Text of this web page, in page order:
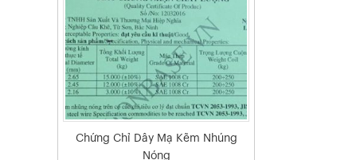
Chứng Chỉ Dây Mạ Kẽm Nhúng
Nóng
Xem chi tiết